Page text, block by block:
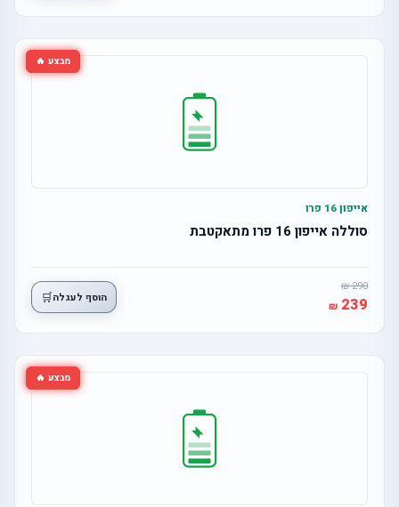
מבצע 🔥
אייפון 16 פרו
סוללה אייפון 16 פרו מתאקטבת
290
239 הוסף לעגלה🛒
מבצע 🔥